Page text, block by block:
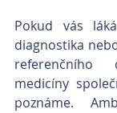
Pokud vás
diagnostika
referenčního
medicíny
poznáme.